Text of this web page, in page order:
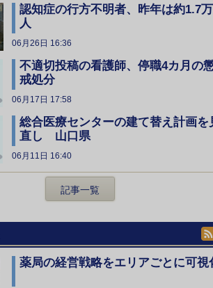
認知症の行方不明者、昨年は約1.7万
人
06月26日 16:36
不適切投稿の看護師、停職4カ月の
戒処分
06月17日 17:58
総合医療センターの建て替え計画を
直し 山口県
06月11日 16:40
記事一覧
薬局の経営戦略をエリアごとに可視